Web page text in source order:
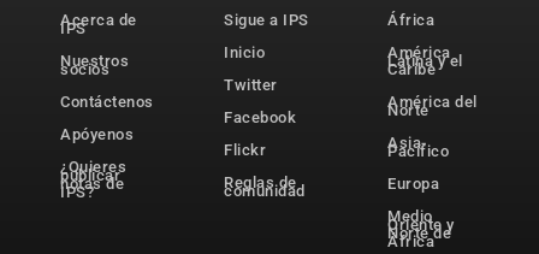
Acerca de
IPS
Nuestros
socios
Contáctenos
Apóyenos
¿Quieres
publicar
notas de
IPS?
Sigue a IPS
Inicio
Twitter
Facebook
Flickr
Reglas de
comunidad
África
América
Latina y el
Caribe
América del
Norte
Asia-
Pacífico
Europa
Medio
Oriente y
Norte de
África